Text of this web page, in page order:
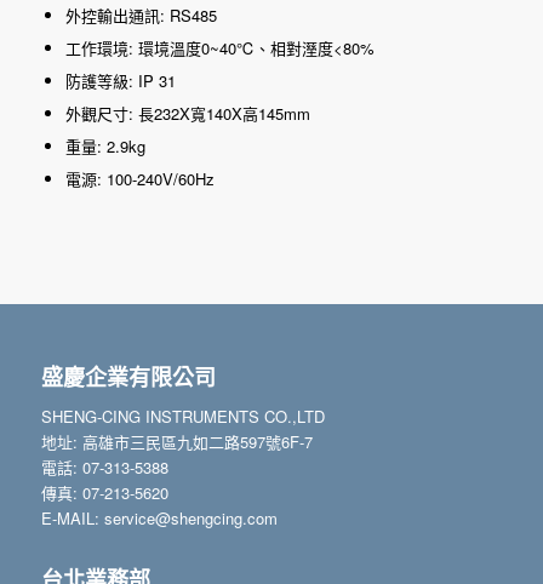
外控輸出通訊: RS485
工作環境: 環境溫度0~40℃、相對溼度<80%
防護等級: IP 31
外觀尺寸: 長232X寬140X高145mm
重量: 2.9kg
電源: 100-240V/60Hz
盛慶企業有限公司
SHENG-CING INSTRUMENTS CO.,LTD
地址: 高雄市三民區九如二路597號6F-7
電話: 07-313-5388
傳真: 07-213-5620
E-MAIL: service@shengcing.com